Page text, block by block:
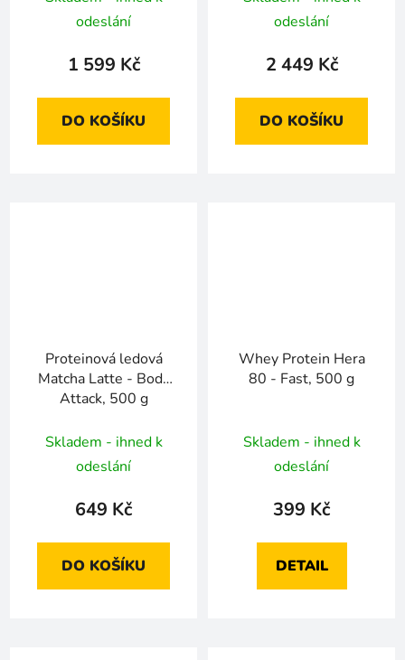
odeslání
1 599 Kč
DO KOŠÍKU
Kč
odeslání
2 449 Kč
DO KOŠÍKU
Proteinová ledová
Matcha Latte - Body
Attack, 500 g
Skladem - ihned k
odeslání
649 Kč
DO KOŠÍKU
Whey Protein Hera
80 - Fast, 500 g
Skladem - ihned k
odeslání
399 Kč
DETAIL